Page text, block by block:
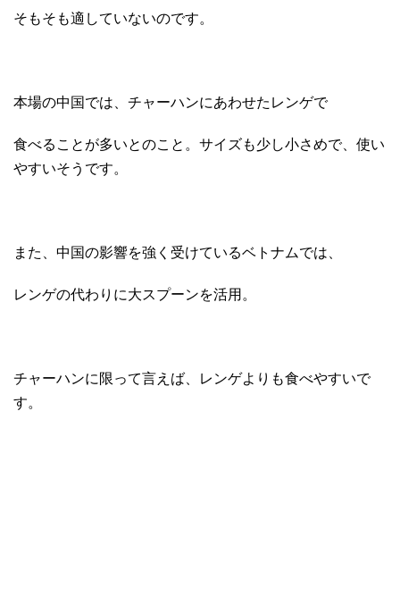
そもそも適していないのです。
本場の中国では、チャーハンにあわせたレンゲで
食べることが多いとのこと。サイズも少し小さめで、使い
やすいそうです。
また、中国の影響を強く受けているベトナムでは、
レンゲの代わりに大スプーンを活用。
チャーハンに限って言えば、レンゲよりも食べやすいで
す。